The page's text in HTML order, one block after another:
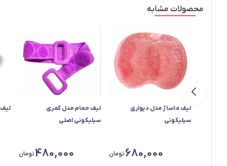
محصولات مشابه
لیف ماساژ مدل دیواری
سیلیکونی
680,000تومان
لیف حمام مدل کمری
سیلیکونی اصلی
480,000تومان